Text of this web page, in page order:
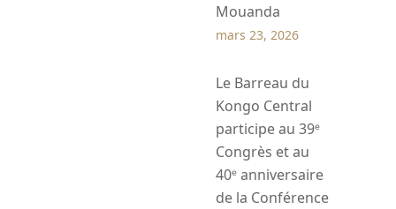
Mouanda
mars 23, 2026
Le Barreau du
Kongo Central
participe au 39ᵉ
Congrès et au
40ᵉ anniversaire
de la Conférence